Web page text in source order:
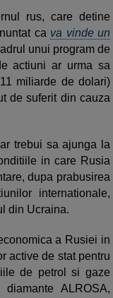
rus, care detine
ca va vinde un
unui program de
actiuni ar urma sa
miliarde de dolari)
de suferit din cauza
trebui sa ajunga la
in care Rusia
dupa prabusirea
internationale,
din Ucraina.
a Rusiei in
active de stat pentru
de petrol si gaze
ALROSA,